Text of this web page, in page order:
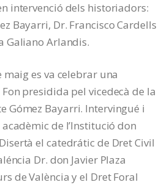
intervenció dels historiadors:
Bayarri, Dr. Francisco Cardells
Galiano Arlandis.
maig es va celebrar una
presidida pel vicedecà de la
Gómez Bayarri. Intervingué i
de l’Institució don
el catedrátic de Dret Civil
Dr. don Javier Plaza
de València y el Dret Foral